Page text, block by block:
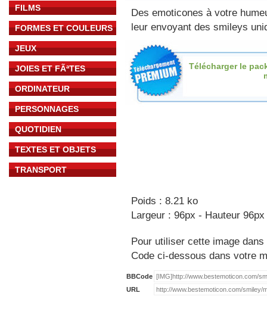
FILMS
FORMES ET COULEURS
JEUX
JOIES ET FÃªTES
ORDINATEUR
PERSONNAGES
QUOTIDIEN
TEXTES ET OBJETS
TRANSPORT
Des emoticones à votre
leur envoyant des smileys
Télécharger le
Poids : 8.21 ko
Largeur : 96px - Hauteur 96px
Pour utiliser cette image
Code ci-dessous dans votre
BBCode
URL